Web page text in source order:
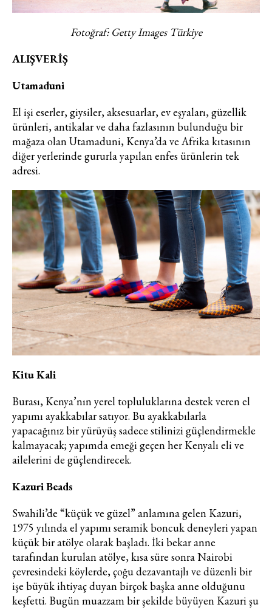
Fotoğraf: Getty Images Türkiye
ALIŞVERİŞ
Utamaduni
El işi eserler, giysiler, aksesuarlar, ev eşyaları, güzellik
ürünleri, antikalar ve daha fazlasının bulunduğu bir
mağaza olan Utamaduni, Kenya’da ve Afrika kıtasının
diğer yerlerinde gururla yapılan enfes ürünlerin tek
adresi.
Kitu Kali
Burası, Kenya’nın yerel topluluklarına destek veren el
yapımı ayakkabılar satıyor. Bu ayakkabılarla
yapacağınız bir yürüyüş sadece stilinizi güçlendirmekle
kalmayacak; yapımda emeği geçen her Kenyalı eli ve
ailelerini de güçlendirecek.
Kazuri Beads
Swahili’de “küçük ve güzel” anlamına gelen Kazuri,
1975 yılında el yapımı seramik boncuk deneyleri yapan
küçük bir atölye olarak başladı. İki bekar anne
tarafından kurulan atölye, kısa süre sonra Nairobi
çevresindeki köylerde, çoğu dezavantajlı ve düzenli bir
işe büyük ihtiyaç duyan birçok başka anne olduğunu
keşfetti. Bugün muazzam bir şekilde büyüyen Kazuri şu